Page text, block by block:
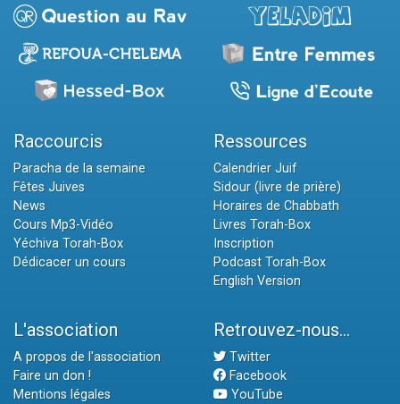
Raccourcis
Paracha de la semaine
Fêtes Juives
News
Cours Mp3-Vidéo
Yéchiva Torah-Box
Dédicacer un cours
Ressources
Calendrier Juif
Sidour (livre de prière)
Horaires de Chabbath
Livres Torah-Box
Inscription
Podcast Torah-Box
English Version
L'association
A propos de l'association
Faire un don !
Mentions légales
Retrouvez-nous...
Twitter
Facebook
YouTube